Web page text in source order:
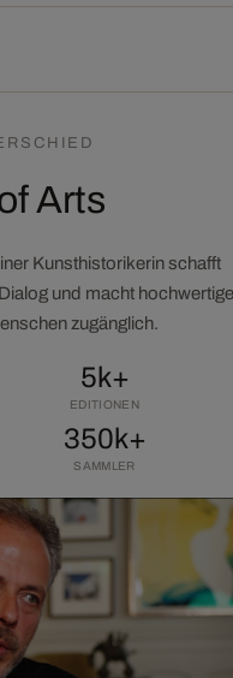
Arts
Kunsthistorikerin schafft
und macht hochwertige
zugänglich.
5k+
EDITIONEN
350k+
SAMMLER